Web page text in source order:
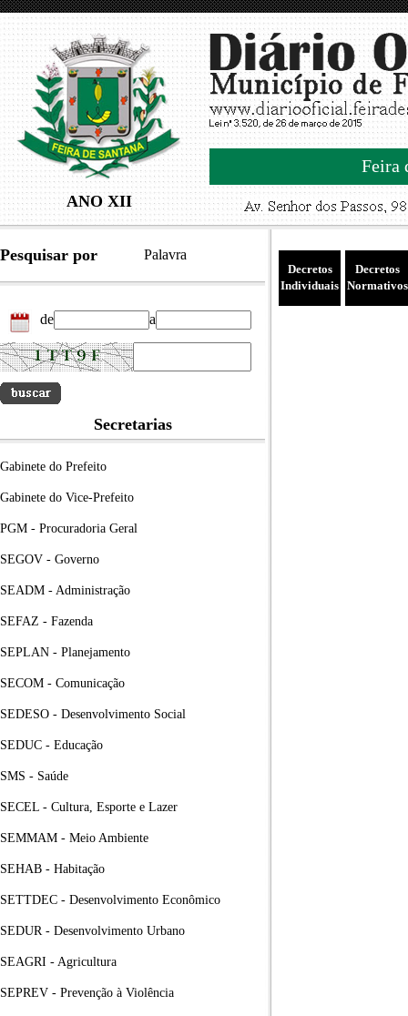
ANO XII
Feira
Pesquisar por Palavra
de a
Secretarias
Gabinete do Prefeito
Gabinete do Vice-Prefeito
PGM - Procuradoria Geral
SEGOV - Governo
SEADM - Administração
SEFAZ - Fazenda
SEPLAN - Planejamento
SECOM - Comunicação
SEDESO - Desenvolvimento Social
SEDUC - Educação
SMS - Saúde
SECEL - Cultura, Esporte e Lazer
SEMMAM - Meio Ambiente
SEHAB - Habitação
SETTDEC - Desenvolvimento Econômico
SEDUR - Desenvolvimento Urbano
SEAGRI - Agricultura
SEPREV - Prevenção à Violência
Decretos
Individuais
Decretos
Normativos